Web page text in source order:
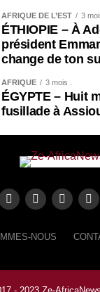
AFRIQUE DE L’EST 3
ÉTHIOPIE – À
président
change de ton
AFRIQUE 3 mois .
ÉGYPTE – Huit
fusillade à
NOUS